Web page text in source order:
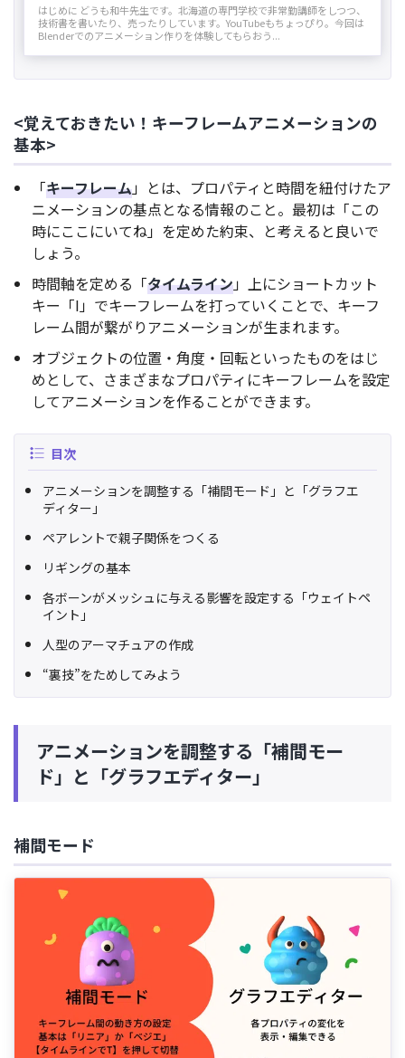
はじめに どうも和牛先生です。北海道の専門学校で非常勤講師をしつつ、
技術書を書いたり、売ったりしています。YouTubeもちょっぴり。今回は
Blenderでのアニメーション作りを体験してもらおう...
<覚えておきたい！キーフレームアニメーションの
基本>
「キーフレーム」とは、プロパティと時間を紐付けたア
ニメーションの基点となる情報のこと。最初は「この
時にここにいてね」を定めた約束、と考えると良いで
しょう。
時間軸を定める「タイムライン」上にショートカット
キー「I」でキーフレームを打っていくことで、キーフ
レーム間が繋がりアニメーションが生まれます。
オブジェクトの位置・角度・回転といったものをはじ
めとして、さまざまなプロパティにキーフレームを設定
してアニメーションを作ることができます。
目次
アニメーションを調整する「補間モード」と「グラフエ
ディター」
ペアレントで親子関係をつくる
リギングの基本
各ボーンがメッシュに与える影響を設定する「ウェイトペ
イント」
人型のアーマチュアの作成
“裏技”をためしてみよう
アニメーションを調整する「補間モー
ド」と「グラフエディター」
補間モード